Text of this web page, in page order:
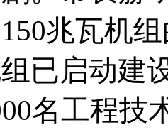
兆瓦机
已启动建
名工程技